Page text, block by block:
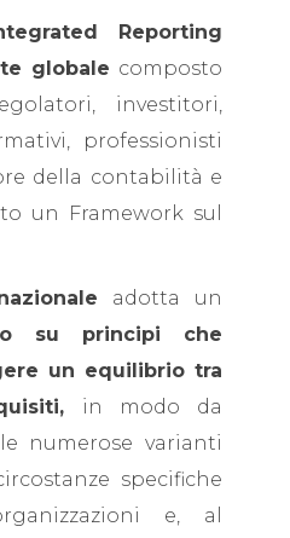
Reporting
globale composto
investitori,
professionisti
della contabilità e
un Framework sul
adotta un
su principi che
un equilibrio tra
in modo da
numerose varianti
specifiche
e, al